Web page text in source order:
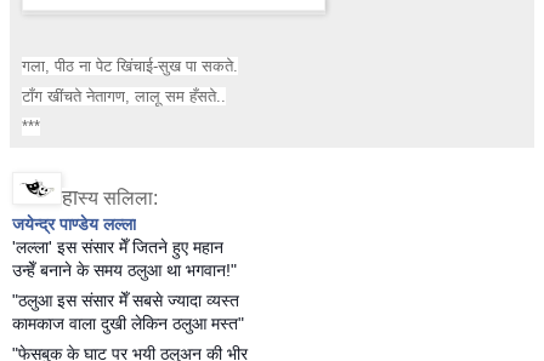
गला, पीठ ना पेट खिंचाई-सुख पा सकते.
टाँग खींचते नेतागण, लालू सम हँसते..
***
हास्य सलिला:
जयेन्द्र पाण्डेय लल्ला
'लल्ला' इस संसार मेँ जितने हुए महान
उन्हेँ बनाने के समय ठलुआ था भगवान!"
"ठलुआ इस संसार मेँ सबसे ज्यादा व्यस्त
कामकाज वाला दुखी लेकिन ठलुआ मस्त"
"फेसबुक के घाट पर भयी ठलुअन की भीर